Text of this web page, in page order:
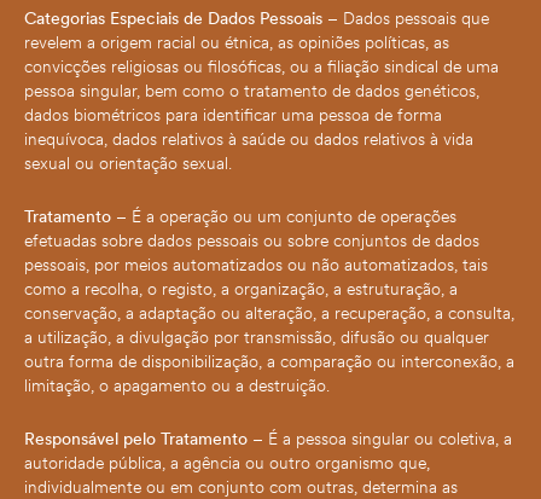
Categorias Especiais de Dados Pessoais – Dados pessoais que
revelem a origem racial ou étnica, as opiniões políticas, as
convicções religiosas ou filosóficas, ou a filiação sindical de uma
pessoa singular, bem como o tratamento de dados genéticos,
dados biométricos para identificar uma pessoa de forma
inequívoca, dados relativos à saúde ou dados relativos à vida
sexual ou orientação sexual.
Tratamento – É a operação ou um conjunto de operações
efetuadas sobre dados pessoais ou sobre conjuntos de dados
pessoais, por meios automatizados ou não automatizados, tais
como a recolha, o registo, a organização, a estruturação, a
conservação, a adaptação ou alteração, a recuperação, a consulta,
a utilização, a divulgação por transmissão, difusão ou qualquer
outra forma de disponibilização, a comparação ou interconexão, a
limitação, o apagamento ou a destruição.
Responsável pelo Tratamento – É a pessoa singular ou coletiva, a
autoridade pública, a agência ou outro organismo que,
individualmente ou em conjunto com outras, determina as
visita. Se
recusar estes
cookies,
algumas
funcionalidades
desaparecerão
do sítio Web.
Ao partilhar os
seus interesses
e
comportamento
quando visita o
nosso site,
aumenta a
possibilidade
de ver
conteúdos e
personalizados.